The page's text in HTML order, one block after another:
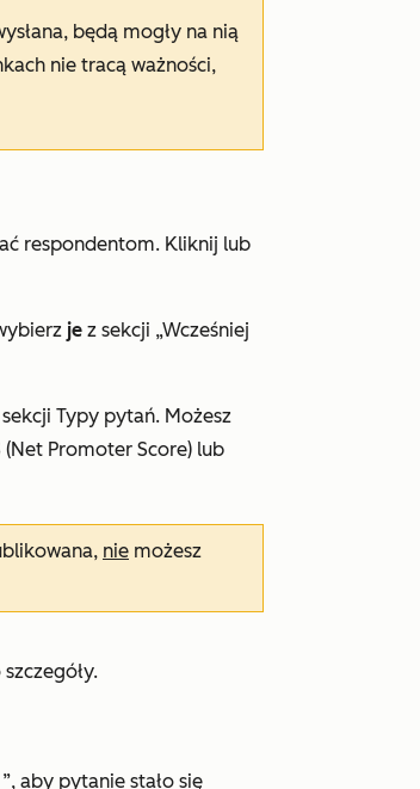
będą mogły na nią
nie tracą ważności,
respondentom. Kliknij lub
je z sekcji „Wcześniej
Typy pytań. Możesz
Promoter Score) lub
nie możesz
”, aby pytanie stało się